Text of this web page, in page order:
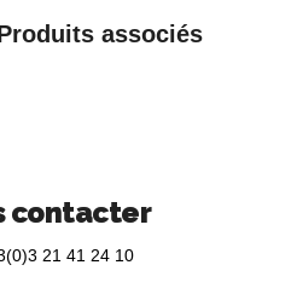
associés
contacter
21 41 24 10